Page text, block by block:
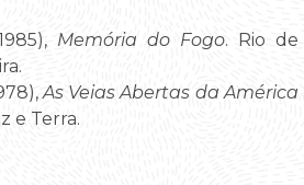
Memória do Fogo. Rio de
As Veias Abertas da América
e Terra.